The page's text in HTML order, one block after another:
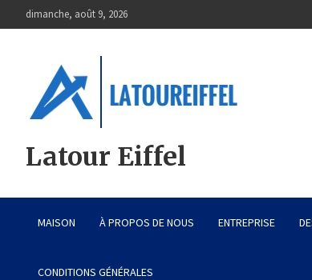
to
dimanche, août 9, 2026
Latour Eiffel
MAISON À PROPOS DE NOUS ENTREPRISE
CONDITIONS GÉNÉRALES